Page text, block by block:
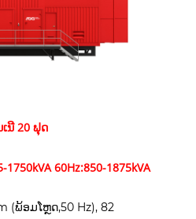
ນີ 20 ຟຸດ
1750kVA 60Hz:850-1875kVA
(ພ້ອມໂຫຼດ,50 Hz), 82